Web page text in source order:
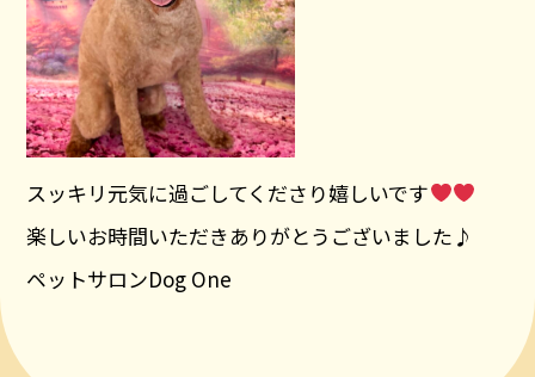
スッキリ元気に過ごしてくださり嬉しいです
楽しいお時間いただきありがとうございました♪
ペットサロンDog One